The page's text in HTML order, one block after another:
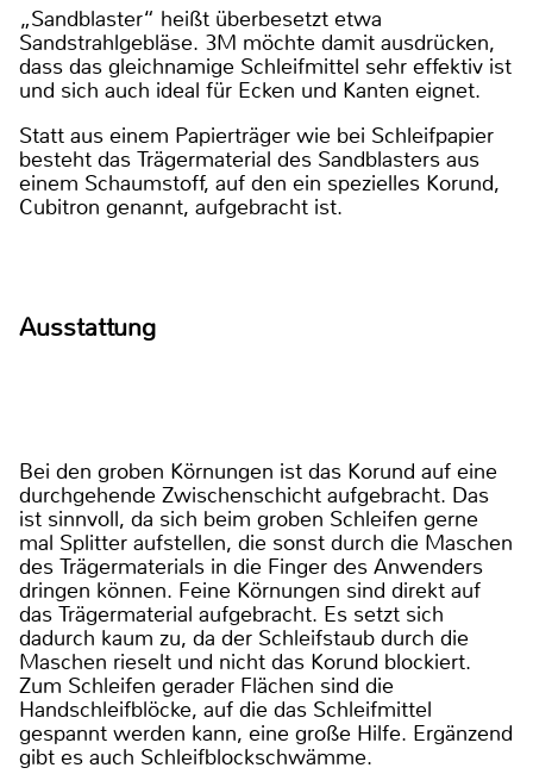
„Sandblaster“ heißt überbesetzt etwa
Sandstrahlgebläse. 3M möchte damit ausdrücken,
dass das gleichnamige Schleifmittel sehr effektiv ist
und sich auch ideal für Ecken und Kanten eignet.
Statt aus einem Papierträger wie bei Schleifpapier
besteht das Trägermaterial des Sandblasters aus
einem Schaumstoff, auf den ein spezielles Korund,
Cubitron genannt, aufgebracht ist.
Ausstattung
Bei den groben Körnungen ist das Korund auf eine
durchgehende Zwischenschicht aufgebracht. Das
ist sinnvoll, da sich beim groben Schleifen gerne
mal Splitter aufstellen, die sonst durch die Maschen
des Trägermaterials in die Finger des Anwenders
dringen können. Feine Körnungen sind direkt auf
das Trägermaterial aufgebracht. Es setzt sich
dadurch kaum zu, da der Schleifstaub durch die
Maschen rieselt und nicht das Korund blockiert.
Zum Schleifen gerader Flächen sind die
Handschleifblöcke, auf die das Schleifmittel
gespannt werden kann, eine große Hilfe. Ergänzend
gibt es auch Schleifblockschwämme.